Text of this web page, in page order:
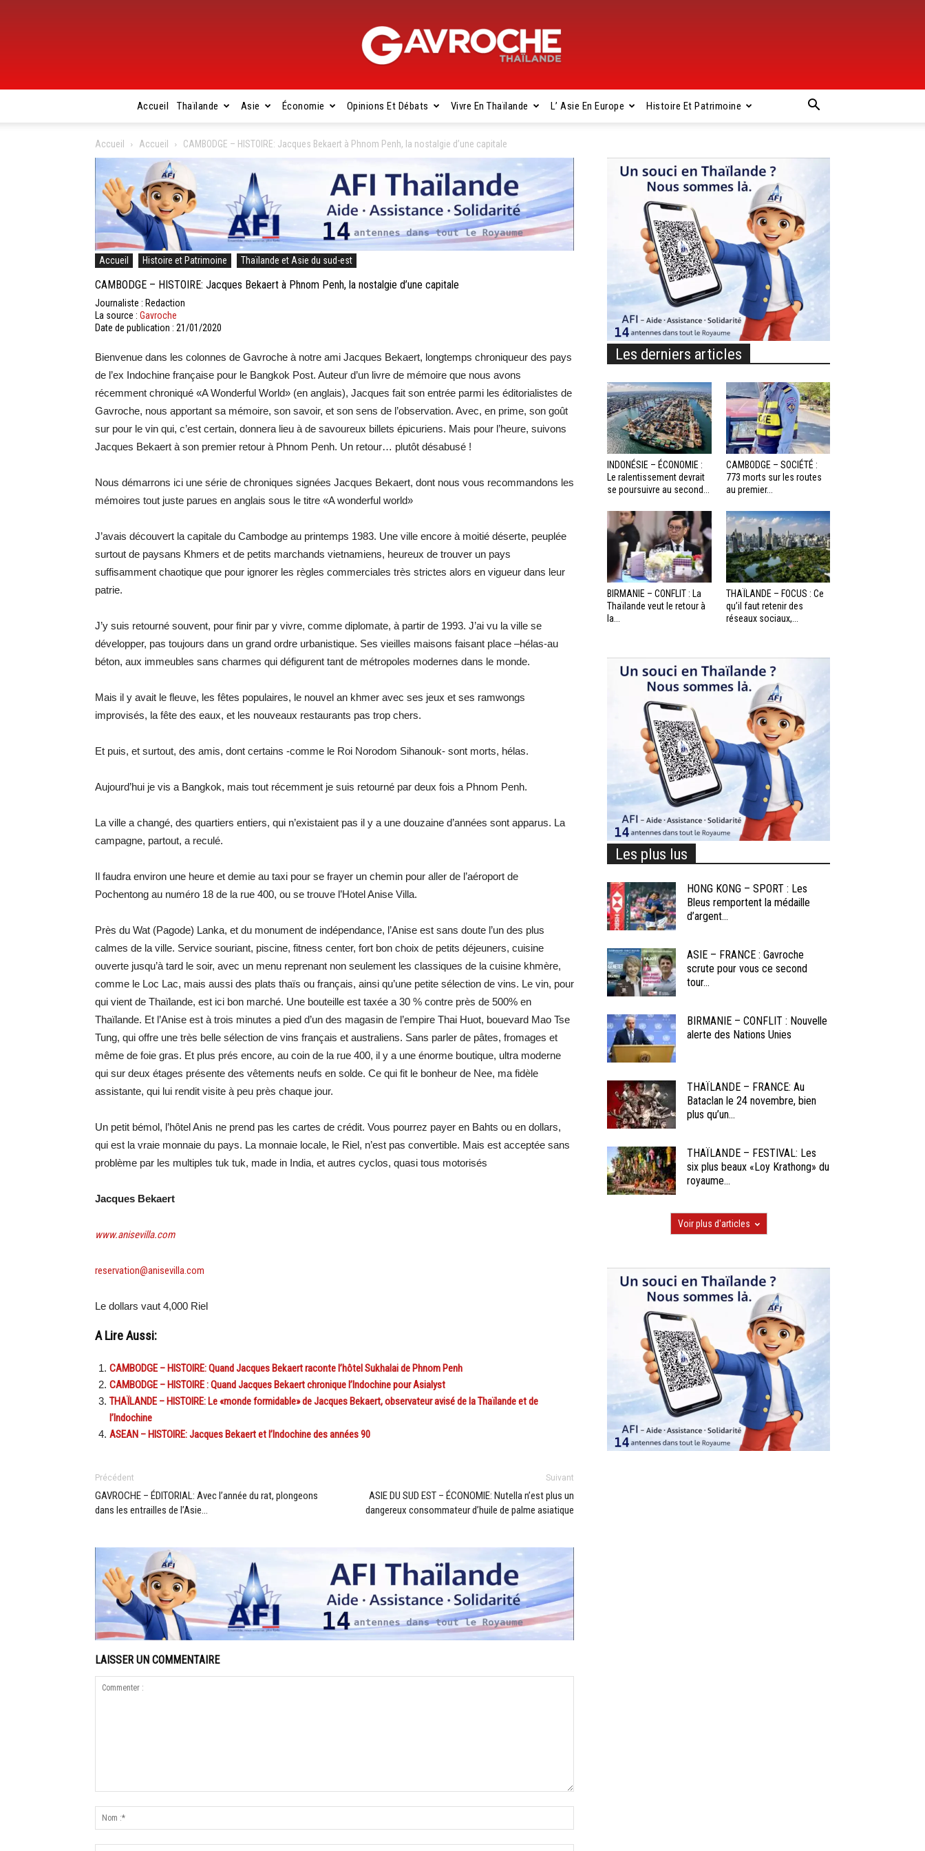
Gavroche
Thaïlande
Accueil Thaïlande Asie Économie Opinions Et Débats Vivre En Thaïlande L’ Asie En Europe Histoire Et Patrimoine
Accueil Accueil CAMBODGE – HISTOIRE: Jacques Bekaert à Phnom Penh, la nostalgie d’une capitale
Accueil Histoire et Patrimoine Thaïlande et Asie du sud-est
CAMBODGE – HISTOIRE: Jacques Bekaert à Phnom Penh, la nostalgie d’une capitale
Journaliste : Redaction
La source : Gavroche
Date de publication : 21/01/2020
Bienvenue dans les colonnes de Gavroche à notre ami Jacques Bekaert, longtemps chroniqueur des pays
de l’ex Indochine française pour le Bangkok Post. Auteur d’un livre de mémoire que nous avons
récemment chroniqué «A Wonderful World» (en anglais), Jacques fait son entrée parmi les éditorialistes de
Gavroche, nous apportant sa mémoire, son savoir, et son sens de l’observation. Avec, en prime, son goût
sur pour le vin qui, c’est certain, donnera lieu à de savoureux billets épicuriens. Mais pour l’heure, suivons
Jacques Bekaert à son premier retour à Phnom Penh. Un retour… plutôt désabusé !
Nous démarrons ici une série de chroniques signées Jacques Bekaert, dont nous vous recommandons les
mémoires tout juste parues en anglais sous le titre «A wonderful world»
J’avais découvert la capitale du Cambodge au printemps 1983. Une ville encore à moitié déserte, peuplée
surtout de paysans Khmers et de petits marchands vietnamiens, heureux de trouver un pays
suffisamment chaotique que pour ignorer les règles commerciales très strictes alors en vigueur dans leur
patrie.
J’y suis retourné souvent, pour finir par y vivre, comme diplomate, à partir de 1993. J’ai vu la ville se
développer, pas toujours dans un grand ordre urbanistique. Ses vieilles maisons faisant place –hélas-au
béton, aux immeubles sans charmes qui défigurent tant de métropoles modernes dans le monde.
Mais il y avait le fleuve, les fêtes populaires, le nouvel an khmer avec ses jeux et ses ramwongs
improvisés, la fête des eaux, et les nouveaux restaurants pas trop chers.
Et puis, et surtout, des amis, dont certains -comme le Roi Norodom Sihanouk- sont morts, hélas.
Aujourd’hui je vis a Bangkok, mais tout récemment je suis retourné par deux fois a Phnom Penh.
La ville a changé, des quartiers entiers, qui n’existaient pas il y a une douzaine d’années sont apparus. La
campagne, partout, a reculé.
Il faudra environ une heure et demie au taxi pour se frayer un chemin pour aller de l’aéroport de
Pochentong au numéro 18 de la rue 400, ou se trouve l’Hotel Anise Villa.
Près du Wat (Pagode) Lanka, et du monument de indépendance, l’Anise est sans doute l’un des plus
calmes de la ville. Service souriant, piscine, fitness center, fort bon choix de petits déjeuners, cuisine
ouverte jusqu’à tard le soir, avec un menu reprenant non seulement les classiques de la cuisine khmère,
comme le Loc Lac, mais aussi des plats thaïs ou français, ainsi qu’une petite sélection de vins. Le vin, pour
qui vient de Thaïlande, est ici bon marché. Une bouteille est taxée a 30 % contre près de 500% en
Thaïlande. Et l’Anise est à trois minutes a pied d’un des magasin de l’empire Thai Huot, bouevard Mao Tse
Tung, qui offre une très belle sélection de vins français et australiens. Sans parler de pâtes, fromages et
même de foie gras. Et plus prés encore, au coin de la rue 400, il y a une énorme boutique, ultra moderne
qui sur deux étages présente des vêtements neufs en solde. Ce qui fit le bonheur de Nee, ma fidèle
assistante, qui lui rendit visite à peu près chaque jour.
Un petit bémol, l’hôtel Anis ne prend pas les cartes de crédit. Vous pourrez payer en Bahts ou en dollars,
qui est la vraie monnaie du pays. La monnaie locale, le Riel, n’est pas convertible. Mais est acceptée sans
problème par les multiples tuk tuk, made in India, et autres cyclos, quasi tous motorisés
Jacques Bekaert
www.anisevilla.com
reservation@anisevilla.com
Le dollars vaut 4,000 Riel
A Lire Aussi:
CAMBODGE – HISTOIRE: Quand Jacques Bekaert raconte l’hôtel Sukhalai de Phnom Penh
CAMBODGE – HISTOIRE : Quand Jacques Bekaert chronique l’Indochine pour Asialyst
THAÏLANDE – HISTOIRE: Le «monde formidable» de Jacques Bekaert, observateur avisé de la Thaïlande et de
l’Indochine
ASEAN – HISTOIRE: Jacques Bekaert et l’Indochine des années 90
Précédent
GAVROCHE – ÉDITORIAL: Avec l’année du rat, plongeons
dans les entrailles de l’Asie…
Suivant
ASIE DU SUD EST – ÉCONOMIE: Nutella n’est plus un
dangereux consommateur d’huile de palme asiatique
LAISSER UN COMMENTAIRE
Les derniers articles
INDONÉSIE – ÉCONOMIE :
Le ralentissement devrait
se poursuivre au second...
CAMBODGE – SOCIÉTÉ :
773 morts sur les routes
au premier...
BIRMANIE – CONFLIT : La
Thaïlande veut le retour à
la...
THAÏLANDE – FOCUS : Ce
qu’il faut retenir des
réseaux sociaux,...
Les plus lus
HONG KONG – SPORT : Les
Bleus remportent la médaille
d’argent...
ASIE – FRANCE : Gavroche
scrute pour vous ce second
tour...
BIRMANIE – CONFLIT : Nouvelle
alerte des Nations Unies
THAÏLANDE – FRANCE: Au
Bataclan le 24 novembre, bien
plus qu’un...
THAÏLANDE – FESTIVAL: Les
six plus beaux «Loy Krathong» du
royaume...
Voir plus d'articles